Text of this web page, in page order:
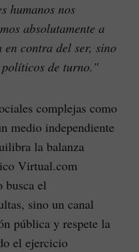
humanos nos
absolutamente a
en contra del ser, sino
políticos de turno."
complejas como
medio independiente
la balanza
Virtual.com
busca el
sino un canal
pública y respete la
el ejercicio